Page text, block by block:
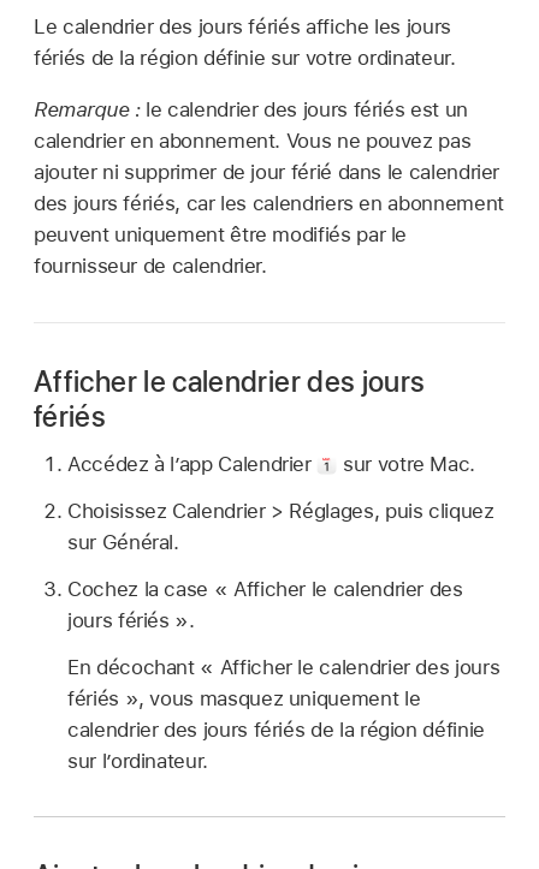
Le calendrier des jours fériés affiche les jours
fériés de la région définie sur votre ordinateur.
Remarque : le calendrier des jours fériés est un
calendrier en abonnement. Vous ne pouvez pas
ajouter ni supprimer de jour férié dans le calendrier
des jours fériés, car les calendriers en abonnement
peuvent uniquement être modifiés par le
fournisseur de calendrier.
Afficher le calendrier des jours
fériés
Accédez à lʼapp Calendrier
sur votre Mac.
Choisissez Calendrier > Réglages, puis cliquez
sur Général.
Cochez la case « Afficher le calendrier des
jours fériés ».
En décochant « Afficher le calendrier des jours
fériés », vous masquez uniquement le
calendrier des jours fériés de la région définie
sur lʼordinateur.